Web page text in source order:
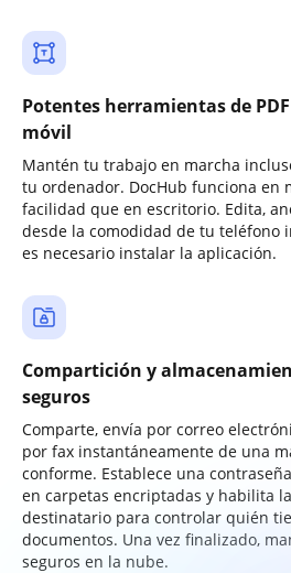
Potentes herramientas de
móvil
Mantén tu trabajo en marcha
tu ordenador. DocHub funciona en
facilidad que en escritorio. Edita,
desde la comodidad de tu teléfono
es necesario instalar la aplicación.
Compartición y
seguros
Comparte, envía por correo
por fax instantáneamente de una
conforme. Establece una
en carpetas encriptadas y habilita
destinatario para controlar quién
documentos. Una vez finalizado,
seguros en la nube.